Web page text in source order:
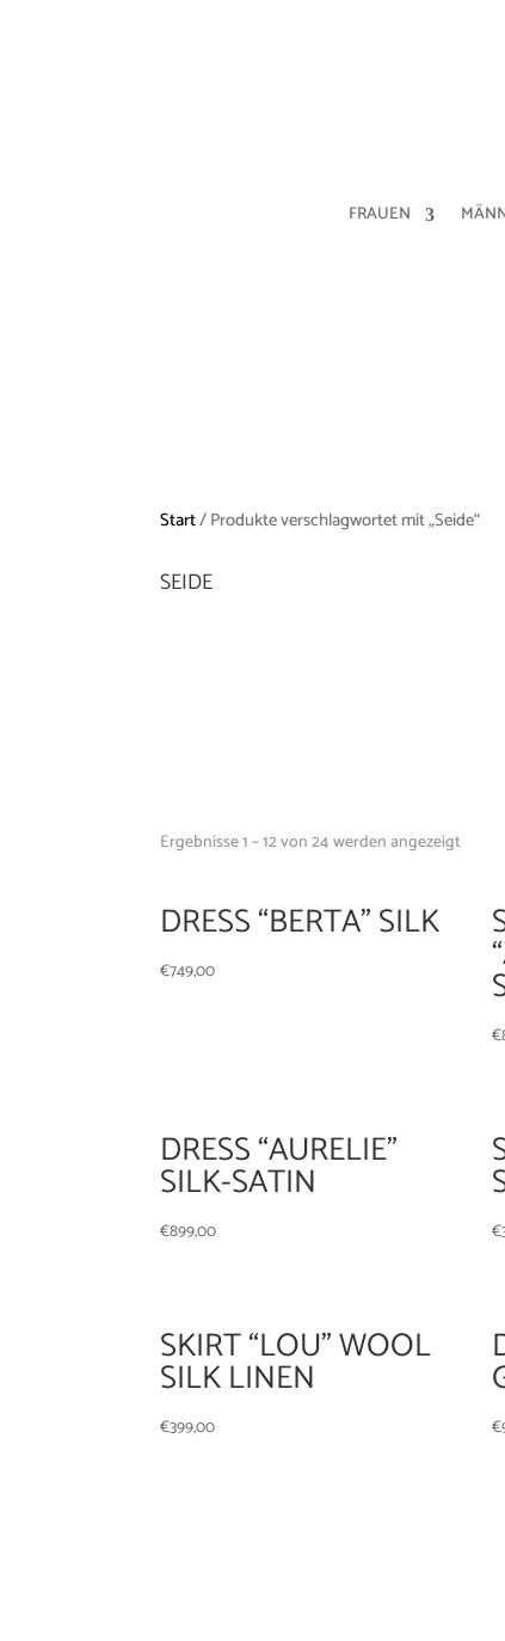
FRAUEN
Start/ Produkte verschlagwortet mit „Seide“
SEIDE
Ergebnisse 1 – 12 von 24 werden angezeigt
DRESS “BERTA” SILK
€749,00
€
DRESS “AURELIE”
SILK-SATIN
€899,00 €
SKIRT “LOU” WOOL
SILK LINEN
€399,00 €